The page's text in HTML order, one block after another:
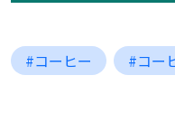
#コーヒー #コー